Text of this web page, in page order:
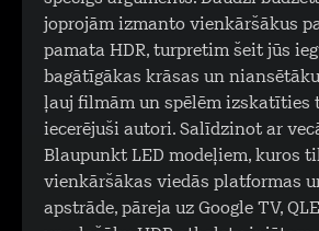
joprojām izmanto vienkāršākus
pamata HDR, turpretim šeit jūs
bagātīgākas krāsas un
ļauj filmām un spēlēm izskatīties
iecerējuši autori. Salīdzinot ar
Blaupunkt LED modeļiem, kuros
vienkāršākas viedās platformas
apstrāde, pāreja uz Google TV,